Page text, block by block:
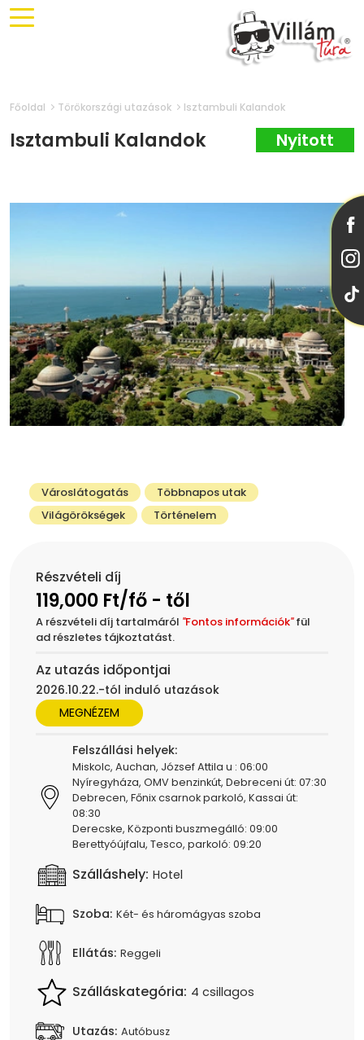
Főoldal Törökországi utazások Isztambuli Kalandok
Isztambuli Kalandok
Városlátogatás
Többnapos utak
Világörökségek
Történelem
Részvételi díj
119,000 Ft/fő - től
A részvételi díj tartalmáról "Fontos információk"fül
ad részletes tájkoztatást.
Az utazás időpontjai
2026.10.22.-tól induló utazások
MEGNÉZEM
Felszállási helyek:
Miskolc, Auchan, József Attila u : 06:00
Nyíregyháza, OMV benzinkút, Debreceni út: 07:30
Debrecen, Főnix csarnok parkoló, Kassai út:
08:30
Derecske, Központi buszmegálló: 09:00
Berettyóújfalu, Tesco, parkoló: 09:20
Szálláshely: Hotel
Szoba: Két- és háromágyas szoba
Ellátás: Reggeli
Szálláskategória: 4 csillagos
Utazás: Autóbusz